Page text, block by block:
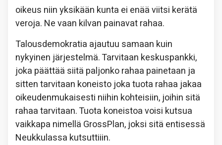
oikeus niin yksikään kunta ei enää viitsi kerätä
veroja. Ne vaan kilvan painavat rahaa.
Talousdemokratia ajautuu samaan kuin
nykyinen järjestelmä. Tarvitaan keskuspankki,
joka päättää siitä paljonko rahaa painetaan ja
sitten tarvitaan koneisto joka tuota rahaa jakaa
oikeudenmukaisesti niihin kohteisiin, joihin sitä
rahaa tarvitaan. Tuota koneistoa voisi kutsua
vaikkapa nimellä GrossPlan, joksi sitä entisessä
Neukkulassa kutsuttiiin.